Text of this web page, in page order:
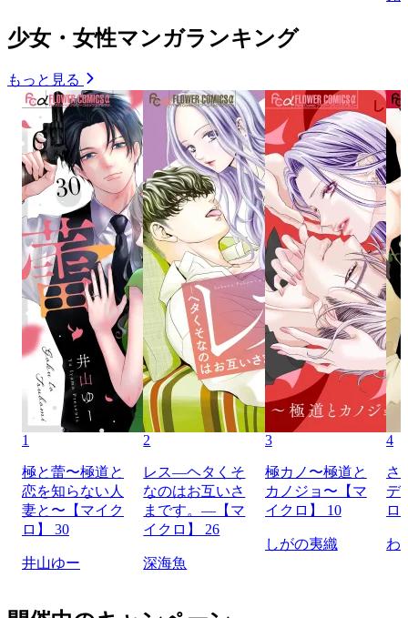
少女・女性マンガランキング
もっと見る
1
極と蕾〜極道と
恋を知らない人
妻と〜【マイク
ロ】 30
井山ゆー
2
レス―ヘタくそ
なのはお互いさ
まです。―【マ
イクロ】 26
深海魚
3
極カノ〜極道と
カノジョ〜【マ
イクロ】 10
しがの夷織
4
さ
デ
ロ
わ